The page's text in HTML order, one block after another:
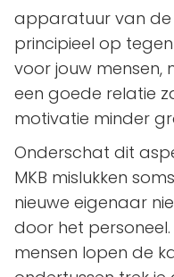
apparatuur van de
principieel op
voor jouw mensen,
een goede relatie
motivatie minder
Onderschat dit
MKB mislukken
nieuwe eigenaar
door het
mensen lopen de